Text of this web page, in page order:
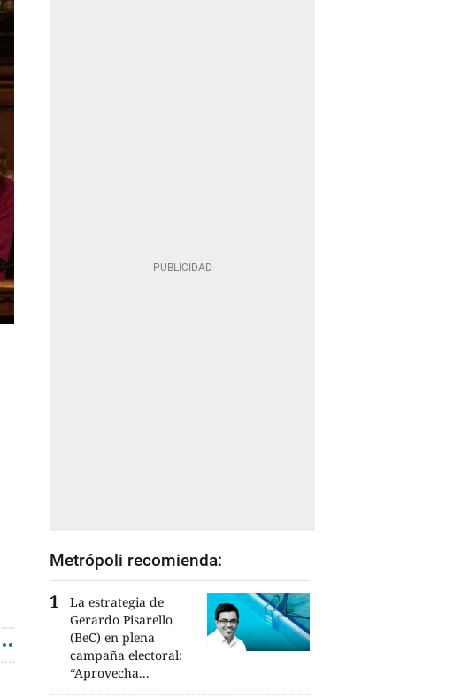
Metrópoli recomienda:
La estrategia de
Gerardo Pisarello
(BeC) en plena
campaña electoral:
“Aprovecha...